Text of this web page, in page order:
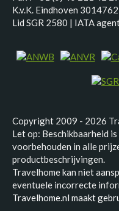
K.v.K. Eindhoven
Lid SGR 2580 | IATA
Copyright 2009 - 2026
Let op: Beschikbaarheid
voorbehouden in alle
productbeschrijvingen.
Travelhome kan niet
eventuele incorrecte
Travelhome.nl maakt